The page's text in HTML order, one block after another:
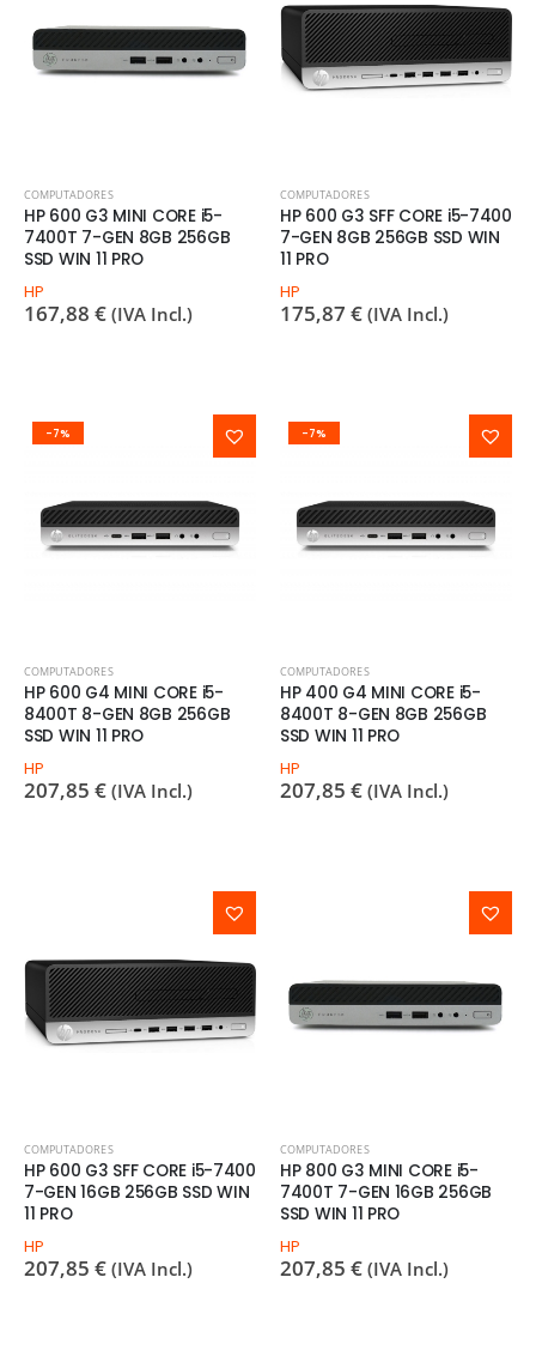
COMPUTADORES
HP 600 G3 MINI CORE i5-
7400T 7-GEN 8GB 256GB
SSD WIN 11 PRO
HP
167,88 € (IVA Incl.)
COMPUTADORES
HP 600 G3 SFF CORE i5-7400
7-GEN 8GB 256GB SSD WIN
11 PRO
HP
175,87 € (IVA Incl.)
-7%
COMPUTADORES
HP 600 G4 MINI CORE i5-
8400T 8-GEN 8GB 256GB
SSD WIN 11 PRO
HP
207,85 € (IVA Incl.)
-7%
COMPUTADORES
HP 400 G4 MINI CORE i5-
8400T 8-GEN 8GB 256GB
SSD WIN 11 PRO
HP
207,85 € (IVA Incl.)
COMPUTADORES
HP 600 G3 SFF CORE i5-7400
7-GEN 16GB 256GB SSD WIN
11 PRO
HP
207,85 € (IVA Incl.)
COMPUTADORES
HP 800 G3 MINI CORE i5-
7400T 7-GEN 16GB 256GB
SSD WIN 11 PRO
HP
207,85 € (IVA Incl.)